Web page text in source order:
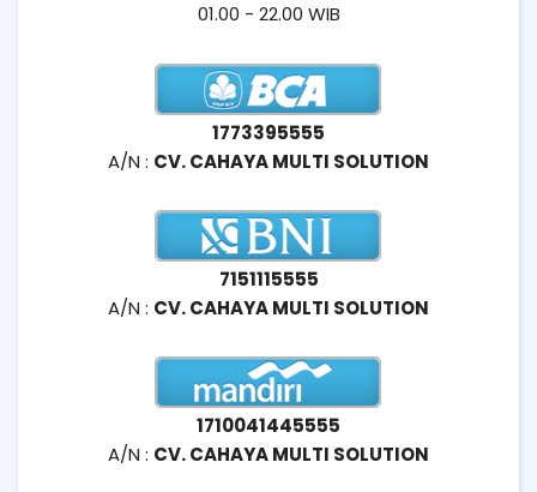
01.00 - 22.00 WIB
1773395555
A/N : CV. CAHAYA MULTI SOLUTION
7151115555
A/N : CV. CAHAYA MULTI SOLUTION
1710041445555
A/N : CV. CAHAYA MULTI SOLUTION